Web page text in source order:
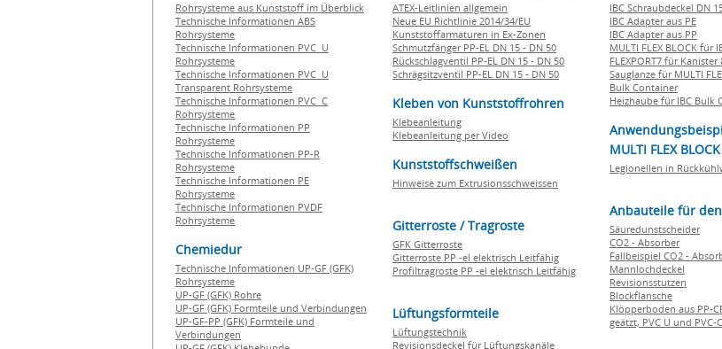
Rohrsysteme aus Kunststoff im Überblick
Technische Informationen ABS
Rohrsysteme
Technische Informationen PVC U
Rohrsysteme
Technische Informationen PVC U
Transparent Rohrsysteme
Technische Informationen PVC C
Rohrsysteme
Technische Informationen PP
Rohrsysteme
Technische Informationen PP-R
Rohrsysteme
Technische Informationen PE
Rohrsysteme
Technische Informationen PVDF
Rohrsysteme
Chemiedur
Technische Informationen UP-GF (GFK)
Rohrsysteme
UP-GF (GFK) Rohre
UP-GF (GFK) Formteile und Verbindungen
UP-GF-PP (GFK) Formteile und
Verbindungen
ATEX-Leitlinien allgemein
Neue EU Richtlinie 2014/34/EU
Kunststoffarmaturen in Ex-Zonen
Schmutzfänger PP-EL DN 15 - DN 50
Rückschlagventil PP-EL DN 15 - DN 50
Schrägsitzventil PP-EL DN 15 - DN 50
Kleben von Kunststoffrohren
Klebeanleitung
Klebeanleitung per Video
Kunststoffschweißen
Hinweise zum Extrusionsschweissen
Gitterroste / Tragroste
GFK Gitterroste
Gitterroste PP -el elektrisch Leitfähig
Profiltragroste PP -el elektrisch Leitfähig
Lüftungsformteile
Lüftungstechnik
Revisionsdeckel für Lüftungskanäle
IBC Schraubdeckel DN
IBC Adapter aus PE
IBC Adapter aus PP
MULTI FLEX BLOCK für
FLEXPORT7 für Kanister
Sauglanze für MULTI
Bulk Container
Heizhaube für IBC Bulk
MULTI FLEX BLOCK
Legionellen in
Anbauteile für
Säuredunstscheider
CO2 - Absorber
Fallbeispiel CO2 -
Mannlochdeckel
Revisionsstutzen
Blockflansche
Klöpperboden aus PP-
geätzt, PVC U und PVC-C